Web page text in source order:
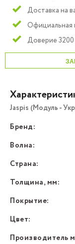
Доставка на
Официальная
Доверие 3200
Jaspis (Модуль -
Бренд:
Волна:
Страна:
Толщина, мм:
Покрытие:
Цвет:
Производитель